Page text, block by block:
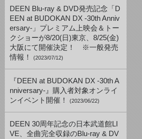
DEEN Blu-ray & DVD発売記念「D
EEN at BUDOKAN DX -30th Anniv
ersary-」プレミアム上映会＆トー
クショーが8/20(日)東京、8/25(金)
大阪にて開催決定！ ※一般発売
情報！
(2023/07/12)
『DEEN at BUDOKAN DX -30th A
nniversary-』購入者対象オンライ
ンイベント開催！
(2023/06/22)
DEEN 30周年記念の日本武道館LI
VE、全曲完全収録のBlu-ray & DV